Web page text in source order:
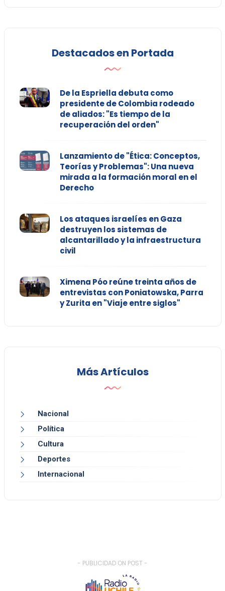
Destacados en Portada
De la Espriella debuta como
presidente de Colombia rodeado
de aliados: "Es tiempo de la
recuperación del orden"
Lanzamiento de "Ética: Conceptos,
Teorías y Problemas": Una nueva
mirada a la formación moral en el
Derecho
Los ataques israelíes en Gaza
destruyen los sistemas de
alcantarillado y la infraestructura
civil
Ximena Póo reúne treinta años de
entrevistas con Poniatowska, Parra
y Zurita en "Viaje entre siglos"
Más Artículos
Nacional
Política
Cultura
Deportes
Internacional
- PUBLICIDAD ON POST -